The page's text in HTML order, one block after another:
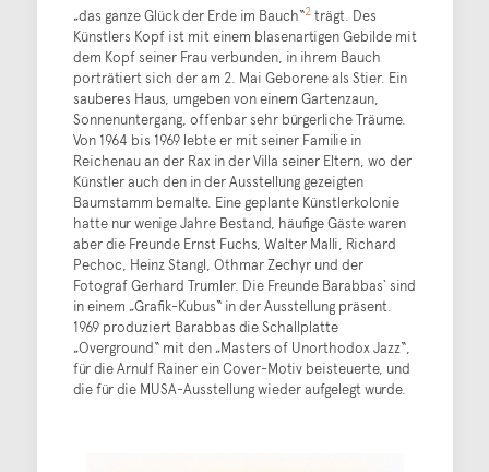
„das ganze Glück der Erde im Bauch“2trägt. Des
Künstlers Kopf ist mit einem blasenartigen Gebilde mit
dem Kopf seiner Frau verbunden, in ihrem Bauch
porträtiert sich der am 2. Mai Geborene als Stier. Ein
sauberes Haus, umgeben von einem Gartenzaun,
Sonnenuntergang, offenbar sehr bürgerliche Träume.
Von 1964 bis 1969 lebte er mit seiner Familie in
Reichenau an der Rax in der Villa seiner Eltern, wo der
Künstler auch den in der Ausstellung gezeigten
Baumstamm bemalte. Eine geplante Künstlerkolonie
hatte nur wenige Jahre Bestand, häufige Gäste waren
aber die Freunde Ernst Fuchs, Walter Malli, Richard
Pechoc, Heinz Stangl, Othmar Zechyr und der
Fotograf Gerhard Trumler. Die Freunde Barabbas` sind
in einem „Grafik-Kubus“ in der Ausstellung präsent.
1969 produziert Barabbas die Schallplatte
„Overground“ mit den „Masters of Unorthodox Jazz“,
für die Arnulf Rainer ein Cover-Motiv beisteuerte, und
die für die MUSA-Ausstellung wieder aufgelegt wurde.